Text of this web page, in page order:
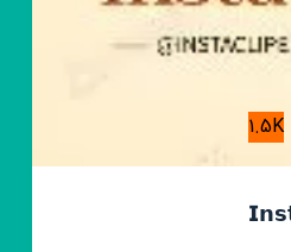
1.5K